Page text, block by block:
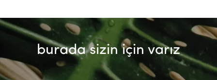
burada sizin için varız